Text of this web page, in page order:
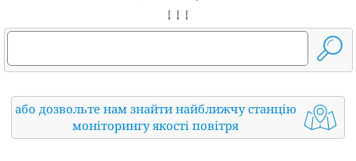
↓ ↓ ↓
або дозвольте нам знайти найближчу станцію
моніторингу якості повітря